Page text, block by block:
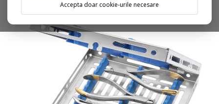
Accepta doar cookie-urile necesare